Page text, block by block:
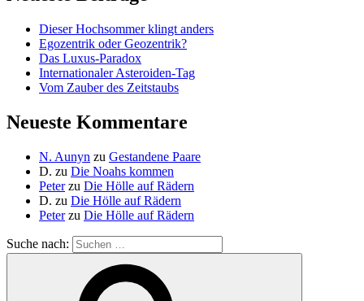
Dieser Hochsommer klingt anders
Egozentrik oder Geozentrik?
Das Luxus-Paradox
Internationaler Asteroiden-Tag
Vom Zauber des Zeitstaubs
Neueste Kommentare
N. Aunyn zu Gestandene Paare
D. zu Die Noahs kommen
Peterzu Die Hölle auf Rädern
D. zu Die Hölle auf Rädern
Peterzu Die Hölle auf Rädern
Suche nach: